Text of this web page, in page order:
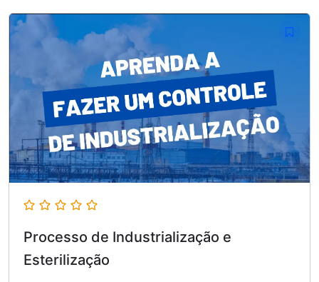
Processo de Industrialização e
Esterilização